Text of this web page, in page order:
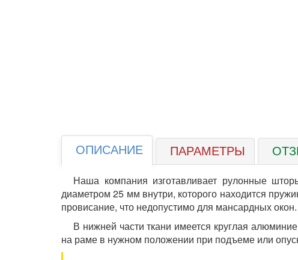
ОПИСАНИЕ ПАРАМЕТРЫ
Наша компания изготавливает рулонные
диаметром 25 мм внутри, которого находится
провисание, что недопустимо для мансардных окон.
В нижней части ткани имеется круглая
на раме в нужном положении при подъеме или